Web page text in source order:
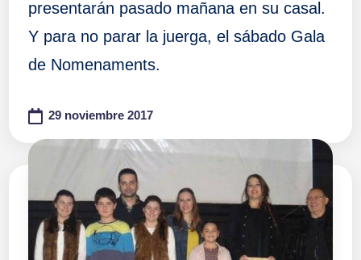
presentarán pasado mañana en su casal.
Y para no parar la juerga, el sábado Gala
de Nomenaments.
29 noviembre 2017